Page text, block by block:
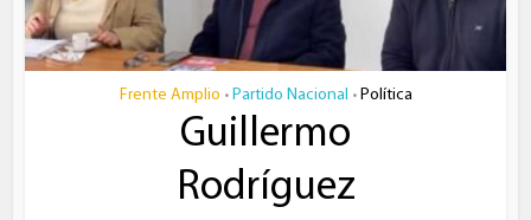
Frente Amplio • Partido Nacional • Política
Guillermo
Rodríguez